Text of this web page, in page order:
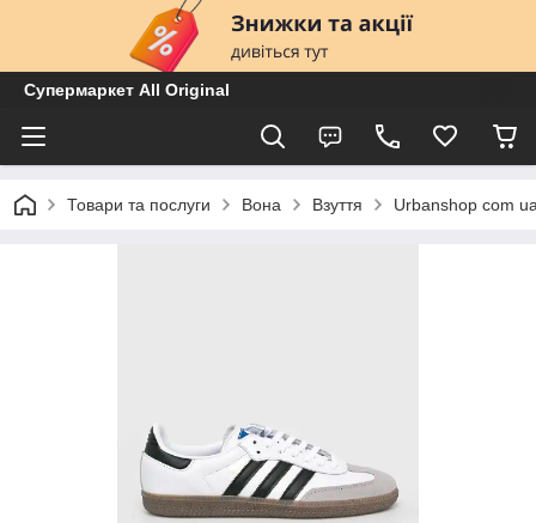
Супермаркет All Original
Товари та послуги Вона Взуття Urbanshop com